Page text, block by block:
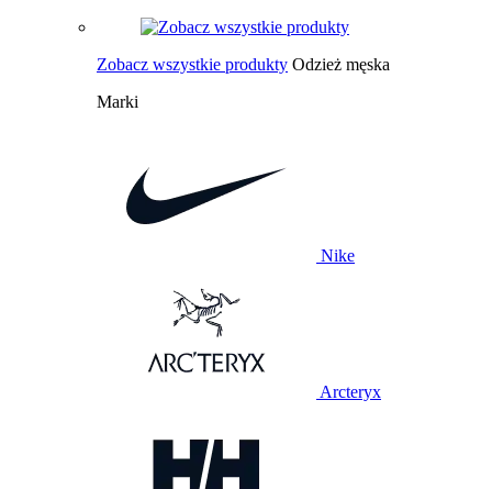
Zobacz wszystkie produkty Odzież męska
Marki
Nike
Arcteryx